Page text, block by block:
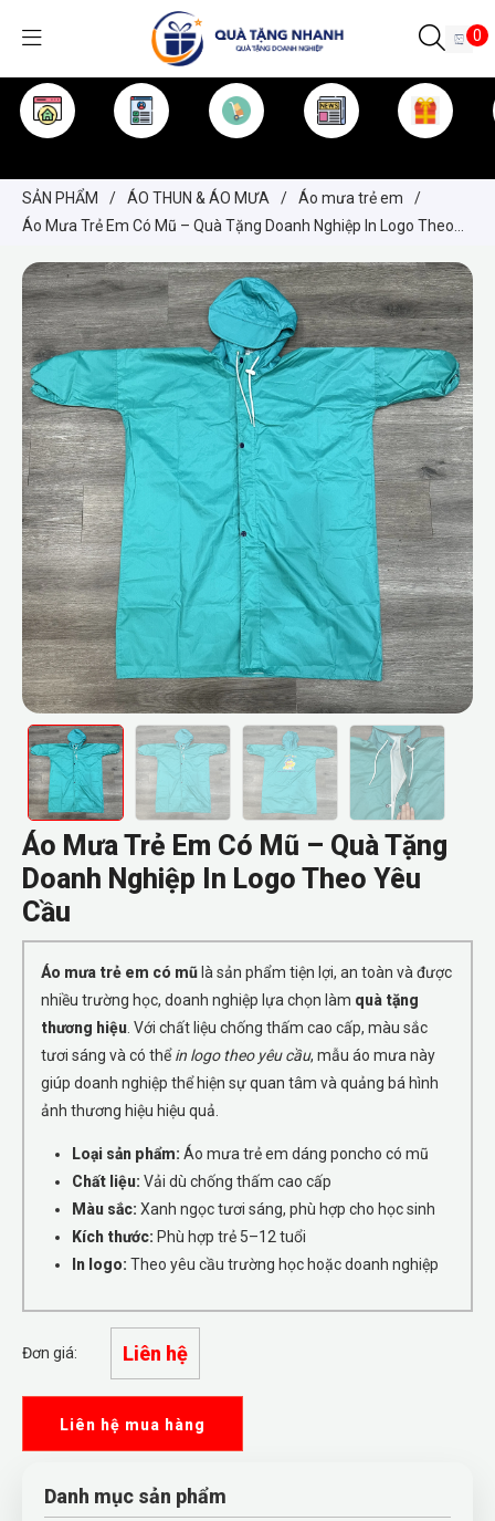
0
SẢN PHẨM / ÁO THUN & ÁO MƯA / Áo mưa trẻ em
/
Áo Mưa Trẻ Em Có Mũ – Quà Tặng Doanh Nghiệp In Logo Theo
Áo Mưa Trẻ Em Có Mũ – Quà Tặng
Doanh Nghiệp In Logo Theo Yêu
Cầu
Áo mưa trẻ em có mũlà sản phẩm tiện lợi, an toàn và được
nhiều trường học, doanh nghiệp lựa chọn làm quà tặng
thương hiệu. Với chất liệu chống thấm cao cấp, màu sắc
tươi sáng và có thểin logo theo yêu cầu, mẫu áo mưa này
giúp doanh nghiệp thể hiện sự quan tâm và quảng bá hình
ảnh thương hiệu hiệu quả.
Loại sản phẩm: Áo mưa trẻ em dáng poncho có mũ
Chất liệu: Vải dù chống thấm cao cấp
Màu sắc: Xanh ngọc tươi sáng, phù hợp cho học sinh
Kích thước: Phù hợp trẻ 5–12 tuổi
In logo: Theo yêu cầu trường học hoặc doanh nghiệp
Đơn giá: Liên hệ
Liên hệ mua hàng
Danh mục sản phẩm